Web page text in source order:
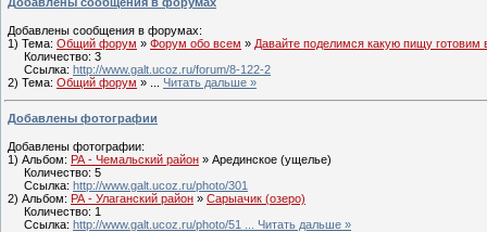
Добавлены сообщения в форумах:
1) Тема: Общий форум » Форум обо всем » Давайте поделимся какую пищу готовим
Количество: 3
Ссылка: http://www.galt.ucoz.ru/forum/8-122-2
2) Тема: Общий форум » Читать дальше »
Добавлены фотографии
Добавлены фотографии:
1) Альбом: РА - Чемальский район » Арединское (ущелье)
Количество: 5
Ссылка: http://www.galt.ucoz.ru/photo/301
2) Альбом: РА - Улаганский район » Сарыачик (озеро)
Количество: 1
Ссылка: http://www.galt.ucoz.ru/photo/51 Читать дальше »